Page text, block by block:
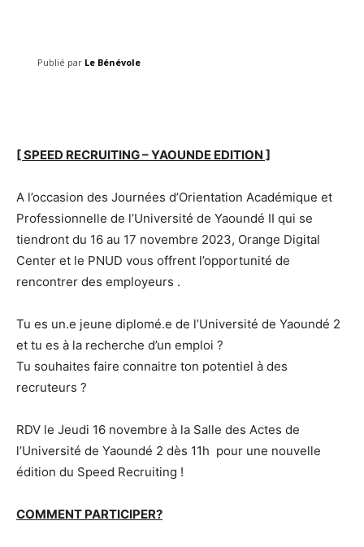
Publié par Le Bénévole
[ SPEED RECRUITING – YAOUNDE EDITION ]
A l’occasion des Journées d’Orientation Académique et
Professionnelle de l’Université de Yaoundé II qui se
tiendront du 16 au 17 novembre 2023, Orange Digital
Center et le PNUD vous offrent l’opportunité de
rencontrer des employeurs .
Tu es un.e jeune diplomé.e de l’Université de Yaoundé 2
et tu es à la recherche d’un emploi ?
Tu souhaites faire connaitre ton potentiel à des
recruteurs ?
RDV le Jeudi 16 novembre à la Salle des Actes de
l’Université de Yaoundé 2 dès 11h pour une nouvelle
édition du Speed Recruiting !
COMMENT PARTICIPER?